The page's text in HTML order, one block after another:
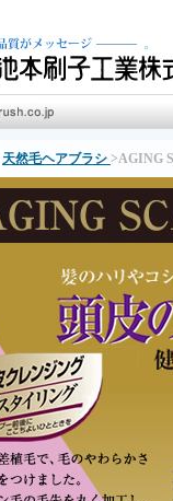
天然毛ヘアブラシ >AGING